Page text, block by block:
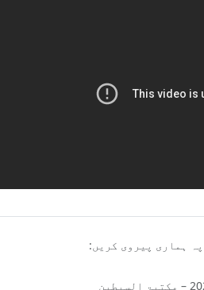
ہماری پیروی کریں: